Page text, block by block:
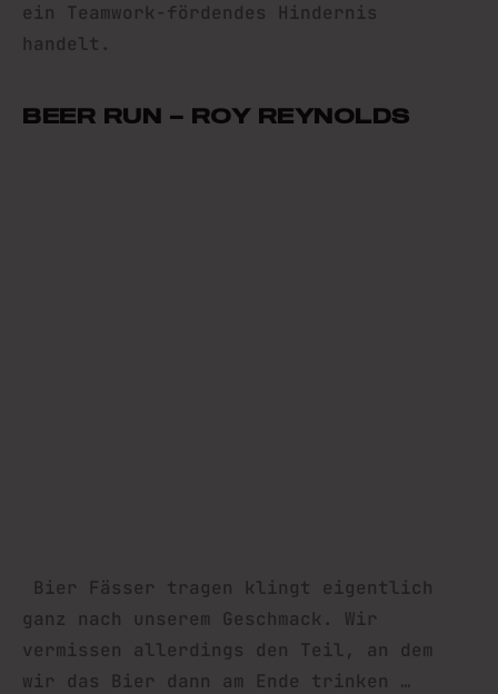
ein Teamwork-fördendes Hindernis
handelt.
BEER RUN – ROY REYNOLDS
Bier Fässer tragen klingt eigentlich
ganz nach unserem Geschmack. Wir
vermissen allerdings den Teil, an dem
wir das Bier dann am Ende trinken …